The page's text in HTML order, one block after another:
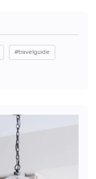
#travelguide